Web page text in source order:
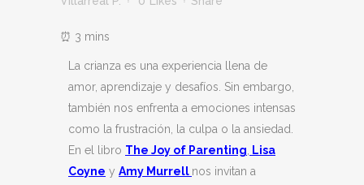
La crianza es una experiencia llena de
amor, aprendizaje y desafíos. Sin embargo,
también nos enfrenta a emociones intensas
como la frustración, la culpa o la ansiedad.
En el libro The Joy of Parenting
Lisa
Coyne y Amy Murrell nos invitan a